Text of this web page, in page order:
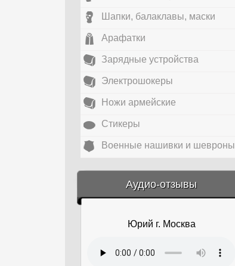
Шапки, балаклавы, маски
Арафатки
Зарядные устройства
Электрошокеры
Ножи армейские
Стикеры
Военные нашивки и шевроны
Аудио-отзывы
&amp;nbsp;
Юрий г. Москва